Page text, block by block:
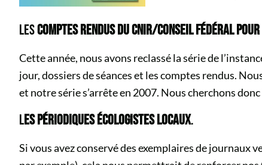
LESCOMPTES RENDUS DU CNIR/CONSEIL FÉDÉRAL
Cette année, nous avons reclassé la série de
jour, dossiers de séances et les comptes rendus.
et notre série s’arrête en 2007. Nous cherchons
LES PÉRIODIQUES ÉCOLOGISTES LOCAUX.
Si vous avez conservé des exemplaires de journaux